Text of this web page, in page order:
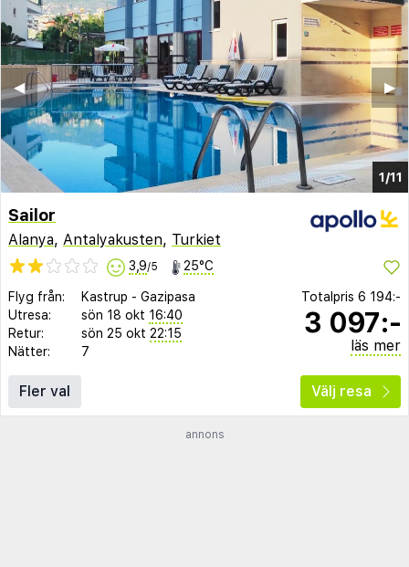
1/11
▶︎
◀︎
Sailor
Alanya, Antalyakusten, Turkiet
3,9/5 25°C
Flyg från: Kastrup - Gazipasa
Utresa:
sön 18 okt 16:40
Retur:
sön 25 okt 22:15
Nätter:
7
Totalpris 6 194:-
3 097:-
läs mer
Fler val Välj resa
annons